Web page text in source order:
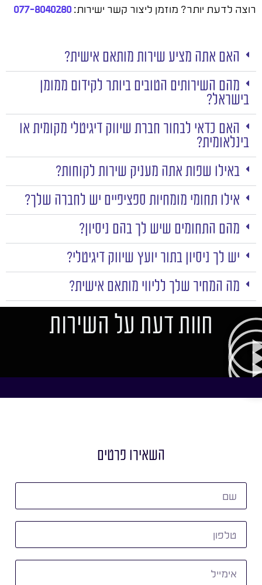
רוצה לדעת יותר? מוזמן ליצור קשר ישירות:077-8040280
האם אתה מציע שירות מותאם אישית?
מהם השירותים הטובים ביותר לקידום ממומן
בישראל?
האם כדאי לבחור חברת שיווק דיגיטלי מקומית או
בינלאומית?
באילו שפות אתה מעניק שירות לקוחות?
אילו תחומי מומחיות ספציפיים יש לחברה שלך?
מהם התחומים שיש לך בהם ניסיון?
יש לך ניסיון בתור יועץ שיווק דיגיטלי?
מה המחיר שלך לליווי מותאם אישית?
חוות דעת על השירות
השאירו פרטים